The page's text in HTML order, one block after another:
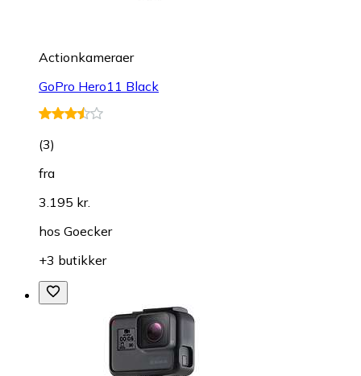
Actionkameraer
GoPro Hero11 Black
(3)
fra
3.195 kr.
hos Goecker
+3 butikker